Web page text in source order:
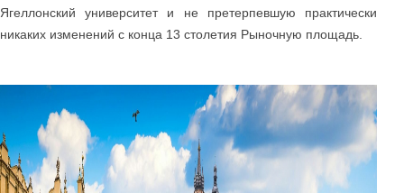
Ягеллонский университет и не претерпевшую практически
никаких изменений с конца 13 столетия Рыночную площадь.